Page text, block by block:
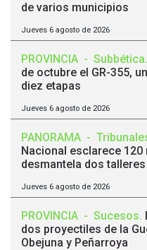
de varios municipios
Jueves 6 agosto de 2026
PROVINCIA - Subbética.
de octubre el GR-355,
diez etapas
Jueves 6 agosto de 2026
PANORAMA -
Nacional esclarece
desmantela dos
Jueves 6 agosto de 2026
PROVINCIA - Sucesos.
dos proyectiles de la
Obejuna y Peñarroya